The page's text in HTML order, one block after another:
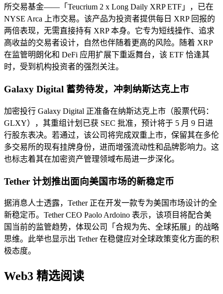
所交易基金——「Teucrium 2 x Long Daily XRP ETF」，已在
NYSE Arca 上市交易。该产品为投资者提供每日 XRP 回报的
两倍表现，无需直接持有 XRP 本身。它专为短线操作、追求
高收益的交易者设计，自然也伴随着更高的风险。随着 XRP
在监管明朗化和 DeFi 应用扩展下重返舞台，该 ETF 恰逢其
时，受到机构投资者的强烈关注。
Galaxy Digital 蓄势待发，冲刺纳斯达克上市
加密投行 Galaxy Digital 正准备在纳斯达克上市（股票代码：
GLXY），其重组计划已获 SEC 批准，预计将于 5 月 9 日进
行股东表决。若通过，该公司将完成双重上市，保留其在多伦
多交易所的现有挂牌身份，进而增强流动性和品牌影响力。这
也标志着其在加密资产管理领域布局进一步深化。
Tether 计划推出面向美国市场的新稳定币
据消息人士透露，Tether 正在开发一款专为美国市场设计的全
新稳定币。Tether CEO Paolo Ardoino 表示，该项目将配合美
国当前的监管趋势，体现公司「合规为先、全球拓展」的战略
思维。此举也显示出 Tether 在稳健应对全球政策变化方面的积
极态度。
Web3 精选阅读